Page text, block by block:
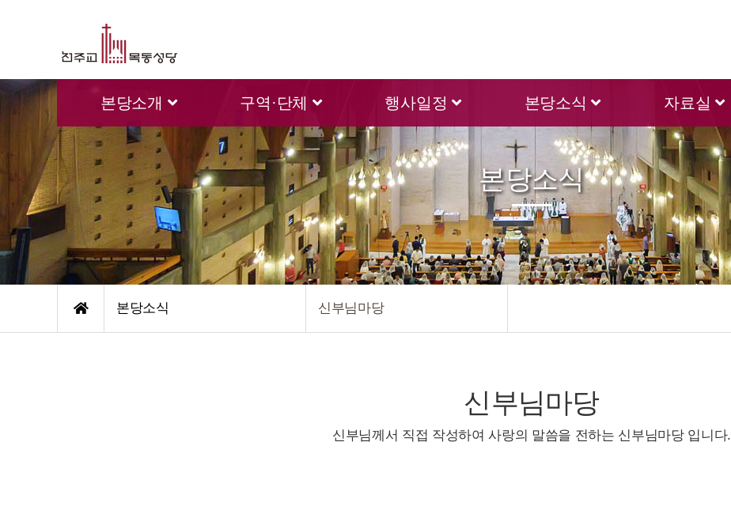
본당소개 구역·단체 행사일정 본당소식 자료실
본당소식 신부님마당
본당소식
신부님마당
신부님께서 직접 작성하여 사랑의 말씀을 전하는 신부님마당 입니다.